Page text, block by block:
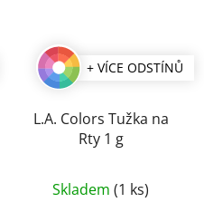
+ VÍCE ODSTÍNŮ
L.A. Colors Tužka na
Rty 1 g
hodnocení
Skladem (1 ks)